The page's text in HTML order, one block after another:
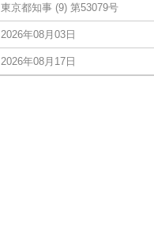
東京都知事 (9) 第53079号
2026年08月03日
2026年08月17日